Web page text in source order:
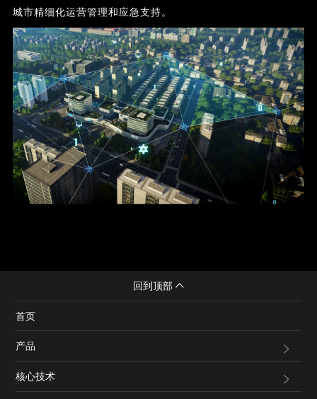
城市精细化运营管理和应急支持。
回到顶部
首页
产品
核心技术